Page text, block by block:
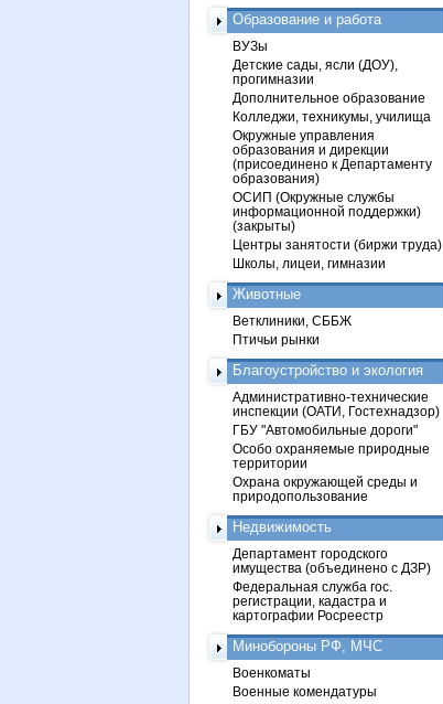
Образование и работа
ВУЗы
Детские сады, ясли (ДОУ),
прогимназии
Дополнительное образование
Колледжи, техникумы, училища
Окружные управления
образования и дирекции
(присоединено к Департаменту
образования)
ОСИП (Окружные службы
информационной поддержки)
(закрыты)
Центры занятости (биржи труда)
Школы, лицеи, гимназии
Животные
Ветклиники, СББЖ
Птичьи рынки
Благоустройство и экология
Административно-технические
инспекции (ОАТИ, Гостехнадзор)
ГБУ "Автомобильные дороги"
Особо охраняемые природные
территории
Охрана окружающей среды и
природопользование
Недвижимость
Департамент городского
имущества (объединено с ДЗР)
Федеральная служба гос.
регистрации, кадастра и
картографии Росреестр
Минобороны РФ, МЧС
Военкоматы
Военные комендатуры